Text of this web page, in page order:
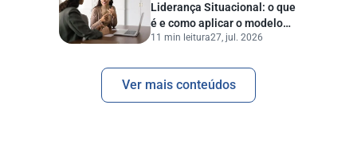
Liderança Situacional: o que
é e como aplicar o modelo
Hersey-Blanchard
11 min leitura27, jul. 2026
Ver mais conteúdos